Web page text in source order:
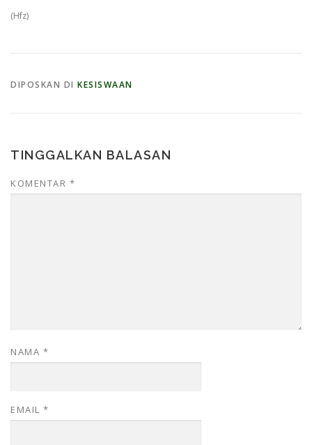
(Hfz)
DIPOSKAN DI KESISWAAN
TINGGALKAN BALASAN
KOMENTAR *
NAMA *
EMAIL *